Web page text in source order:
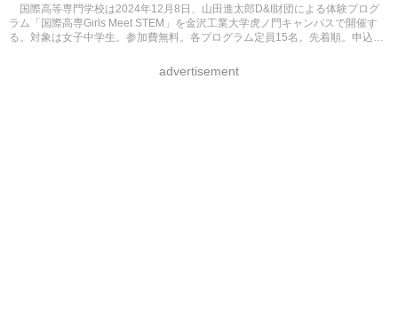
国際高等専門学校は2024年12月8日、山田進太郎D&I財団による体験プログ
ラム「国際高専Girls Meet STEM」を金沢工業大学虎ノ門キャンパスで開催す
る。対象は女子中学生。参加費無料。各プログラム定員15名。先着順。申込期
advertisement